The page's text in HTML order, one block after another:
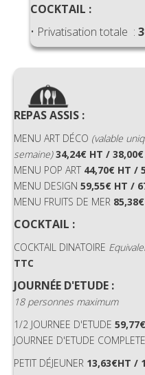
COCKTAIL :
• Privatisation totale :
REPAS ASSIS :
MENU ART DÉCO (valable
semaine) 34,24€ HT /
MENU POP ART 44,70€ HT /
MENU DESIGN 59,55€ HT /
MENU FRUITS DE MER
COCKTAIL :
COCKTAIL DINATOIRE
TTC
JOURNÉE D'ETUDE :
18 personnes maximum
1/2 JOURNEE D'ETUDE
JOURNEE D'ETUDE COMPLETE
PETIT DÉJEUNER 13,63€HT /